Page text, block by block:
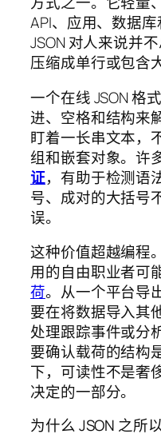
API、应用、数据
JSON 对人来说并
压缩成单行或包含
一个在线 JSON 格
进、空格和结构来
盯着一长串文本，
组和嵌套对象。许
证，有助于检测语
号、成对的大括号
误。
这种价值超越编程
用的自由职业者可
荷。从一个平台导
要在将数据导入其
处理跟踪事件或分
要确认载荷的结构
下，可读性不是奢
决定的一部分。
为什么 JSON 之所